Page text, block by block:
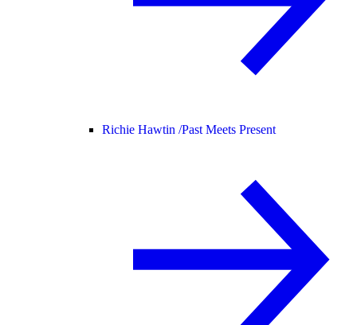
Richie Hawtin /Past Meets Present